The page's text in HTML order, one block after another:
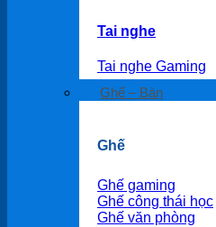
Tai nghe
Tai nghe Gaming
Ghế – Bàn
Ghế
Ghế gaming
Ghế công thái học
Ghế văn phòng